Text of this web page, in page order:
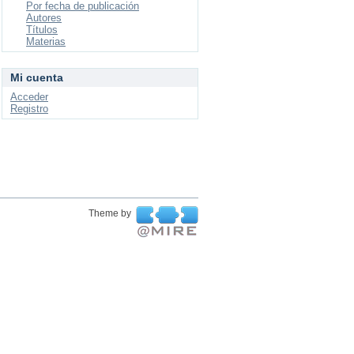
Por fecha de publicación
Autores
Títulos
Materias
Mi cuenta
Acceder
Registro
Theme by